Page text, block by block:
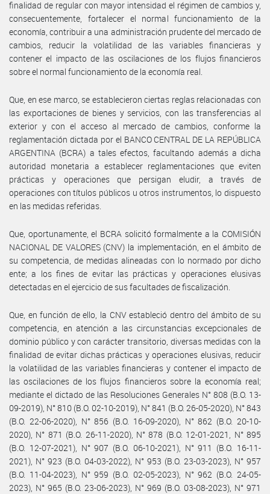
finalidad de regular con mayor intensidad el régimen de cambios y,
consecuentemente, fortalecer el normal funcionamiento de la
economía, contribuir a una administración prudente del mercado de
cambios, reducir la volatilidad de las variables financieras y
contener el impacto de las oscilaciones de los flujos financieros
sobre el normal funcionamiento de la economía real.
Que, en ese marco, se establecieron ciertas reglas relacionadas con
las exportaciones de bienes y servicios, con las transferencias al
exterior y con el acceso al mercado de cambios, conforme la
reglamentación dictada por el BANCO CENTRAL DE LA REPÚBLICA
ARGENTINA (BCRA) a tales efectos, facultando además a dicha
autoridad monetaria a establecer reglamentaciones que eviten
prácticas y operaciones que persigan eludir, a través de
operaciones con títulos públicos u otros instrumentos, lo dispuesto
en las medidas referidas.
Que, oportunamente, el BCRA solicitó formalmente a la COMISIÓN
NACIONAL DE VALORES (CNV) la implementación, en el ámbito de
su competencia, de medidas alineadas con lo normado por dicho
ente; a los fines de evitar las prácticas y operaciones elusivas
detectadas en el ejercicio de sus facultades de fiscalización.
Que, en función de ello, la CNV estableció dentro del ámbito de su
competencia, en atención a las circunstancias excepcionales de
dominio público y con carácter transitorio, diversas medidas con la
finalidad de evitar dichas prácticas y operaciones elusivas, reducir
la volatilidad de las variables financieras y contener el impacto de
las oscilaciones de los flujos financieros sobre la economía real;
mediante el dictado de las Resoluciones Generales N° 808 (B.O. 13-
09-2019), N° 810 (B.O. 02-10-2019), N° 841 (B.O. 26-05-2020), N° 843
(B.O. 22-06-2020), N° 856 (B.O. 16-09-2020), N° 862 (B.O. 20-10-
2020), N° 871 (B.O. 26-11-2020), N° 878 (B.O. 12-01-2021, N° 895
(B.O. 12-07-2021), N° 907 (B.O. 06-10-2021), N° 911 (B.O. 16-11-
2021), N° 923 (B.O. 04-03-2022), N° 953 (B.O. 23-03-2023), N° 957
(B.O. 11-04-2023), N° 959 (B.O. 02-05-2023), N° 962 (B.O. 24-05-
2023), N° 965 (B.O. 23-06-2023), N° 969 (B.O. 03-08-2023), N° 971